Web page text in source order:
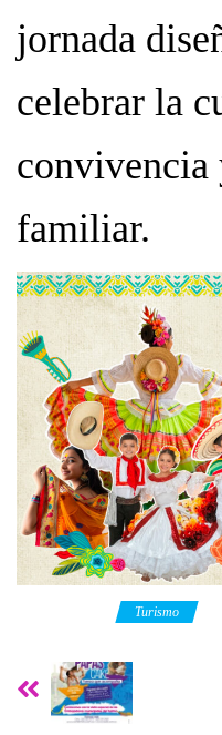
jornada
celebrar la
convivencia
familiar.
Turismo